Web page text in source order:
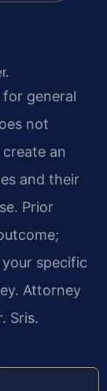
for general
not
an
and their
Prior
specific
Attorney
Sris.